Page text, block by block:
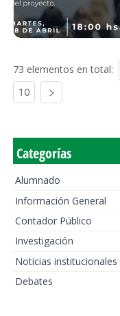
73 elementos en total:
10
Categorías
Alumnado
Información General
Contador Público
Investigación
Noticias institucionales
Debates